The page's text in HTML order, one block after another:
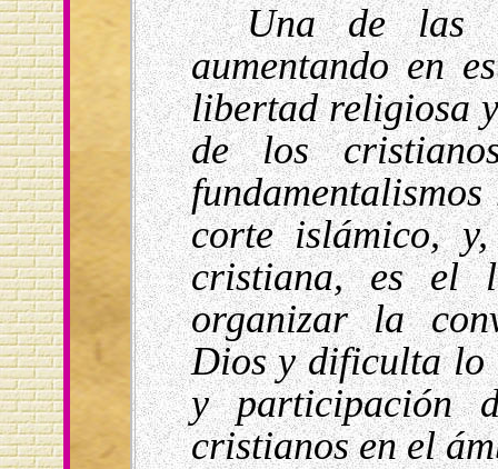
Una de las
aumentando en
libertad religiosa
de los
corte islámico,
cristiana, es el
organizar la
Dios y dificulta lo
y participación
cristianos en el